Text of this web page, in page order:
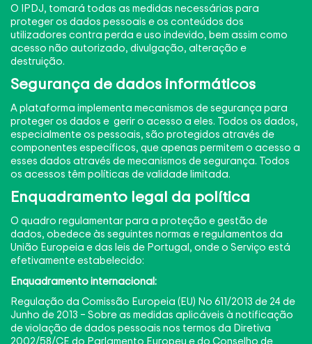
O IPDJ, tomará todas as medidas necessárias para
proteger os dados pessoais e os conteúdos dos
utilizadores contra perda e uso indevido, bem assim como
acesso não autorizado, divulgação, alteração e
destruição.
Segurança de dados informáticos
A plataforma implementa mecanismos de segurança para
proteger os dados e gerir o acesso a eles. Todos os dados,
especialmente os pessoais, são protegidos através de
componentes específicos, que apenas permitem o acesso a
esses dados através de mecanismos de segurança. Todos
os acessos têm políticas de validade limitada.
Enquadramento legal da política
O quadro regulamentar para a proteção e gestão de
dados, obedece às seguintes normas e regulamentos da
União Europeia e das leis de Portugal, onde o Serviço está
efetivamente estabelecido:
Enquadramento internacional:
Regulação da Comissão Europeia (EU) No 611/2013 de 24 de
Junho de 2013 – Sobre as medidas aplicáveis à notificação
de violação de dados pessoais nos termos da Diretiva
2002/58/CE do Parlamento Europeu e do Conselho de